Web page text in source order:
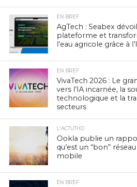
EN BREF
AgTech : Seabex
plateforme et
l’eau agricole grâce à
EN BREF
VivaTech 2026 : Le
vers l’IA incarnée, la
technologique et la
secteurs
L'ACTUTHD
Ookla publie un
qu’est un “bon” réseau
mobile
EN BREF